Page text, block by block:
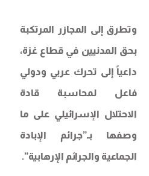
وتطرق إلى المجازر المرتكبة
بحق المدنيين في قطاع غزة،
داعياً إلى تحرك عربي ودولي
فاعل لمحاسبة قادة
الاحتلال الإسرائيلي على ما
وصفها بـ”جرائم الإبادة
الجماعية والجرائم الإرهابية”.